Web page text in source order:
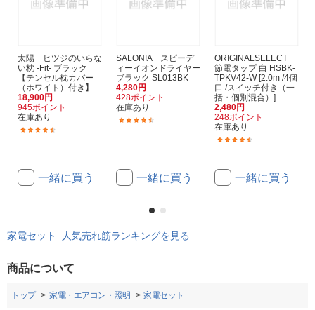
太陽 ヒツジのいらな
い枕 -Fit- ブラック
【テンセル枕カバー
（ホワイト）付き】
18,900円
945ポイント
在庫あり
一緒に買う
SALONIA スピーデ
ィーイオンドライヤー
ブラック SL013BK
4,280円
428ポイント
在庫あり
一緒に買う
ORIGINALSELECT
節電タップ 白 HSBK-
TPKV42-W [2.0m /4個
口 /スイッチ付き（一
括・個別混合）]
2,480円
248ポイント
在庫あり
一緒に買う
家電セット 人気売れ筋ランキングを見る
商品について
トップ 家電・エアコン・照明 家電セット